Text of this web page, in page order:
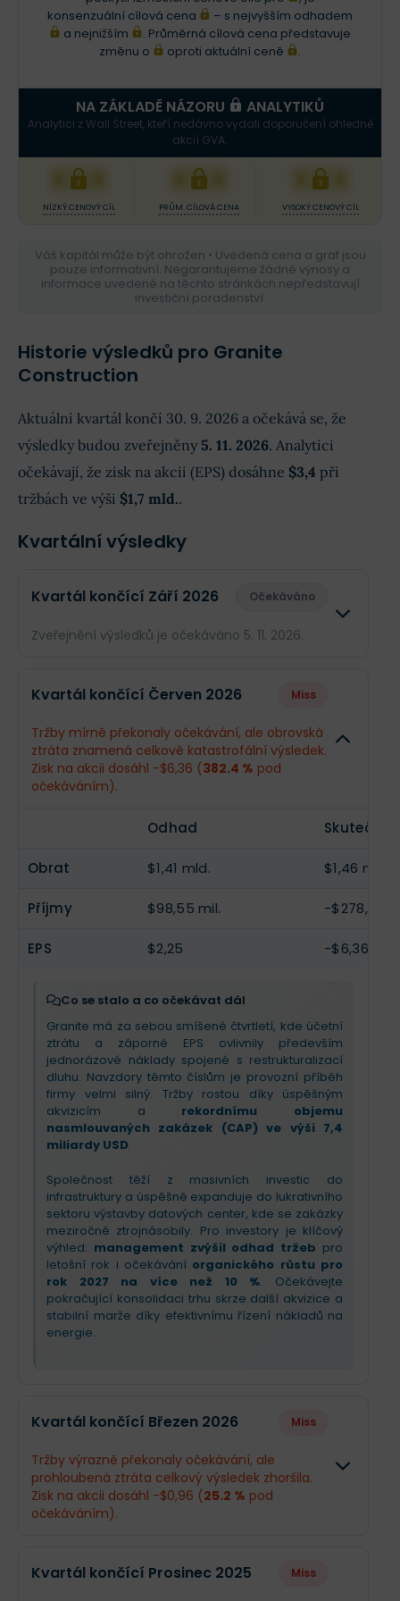
konsenzuální cílová cena
– s nejvyšším odhadem
a nejnižším
. Průměrná cílová cena představuje
změnu o
oproti aktuální ceně .
NA ZÁKLADĚ NÁZORU ANALYTIKŮ
Analytici z Wall Street, kteří nedávno vydali doporučení ohledně
akcií GVA.
XXX
NÍZKÝ CENOVÝ CÍL
XXX
PRŮM. CÍLOVÁ CENA
XXX
VYSOKÝ CENOVÝ CÍL
Váš kapitál může být ohrožen • Uvedená cena a graf jsou
pouze informativní. Negarantujeme žádné výnosy a
informace uvedené na těchto stránkách nepředstavují
investiční poradenství.
Historie výsledků pro Granite
Construction
Aktuální kvartál končí 30. 9. 2026 a očekává se, že
výsledky budou zveřejněny 5. 11. 2026. Analytici
očekávají, že zisk na akcii (EPS) dosáhne $3,4 při
tržbách ve výši $1,7 mld..
Kvartální výsledky
Kvartál končící Září 2026 Očekáváno
Zveřejnění výsledků je očekáváno 5. 11. 2026.
Příjmy $148,8 mil.
EPS
Kvartál končící Červen 2026 Miss
Tržby mírně překonaly očekávání, ale obrovská
ztráta znamená celkově katastrofální výsledek.
Zisk na akcii dosáhl -$6,36 (382.4 % pod
očekáváním).
Odhad
Obrat $1,41 mld. $1,46 mld.
Příjmy $98,55 mil. -$278,2
EPS $2,25 -$6,36
Co se stalo a co očekávat dál
Granite má za sebou smíšené čtvrtletí, kde účetní
ztrátu a záporné EPS ovlivnily především
jednorázové náklady spojené s restrukturalizací
dluhu. Navzdory těmto číslům je provozní příběh
firmy velmi silný. Tržby rostou díky úspěšným
akvizicím a rekordnímu objemu
nasmlouvaných zakázek (CAP) ve výši 7,4
miliardy USD.
Společnost těží z masivních investic do
infrastruktury a úspěšně expanduje do lukrativního
sektoru výstavby datových center, kde se zakázky
meziročně ztrojnásobily. Pro investory je klíčový
výhled: management zvýšil odhad tržeb pro
letošní rok i očekávání organického růstu pro
rok 2027 na více než 10 %. Očekávejte
pokračující konsolidaci trhu skrze další akvizice a
stabilní marže díky efektivnímu řízení nákladů na
energie.
Kvartál končící Březen 2026 Miss
Tržby výrazně překonaly očekávání, ale
prohloubená ztráta celkový výsledek zhoršila.
Zisk na akcii dosáhl -$0,96 (25.2 % pod
očekáváním).
Kvartál končící Prosinec 2025 Miss